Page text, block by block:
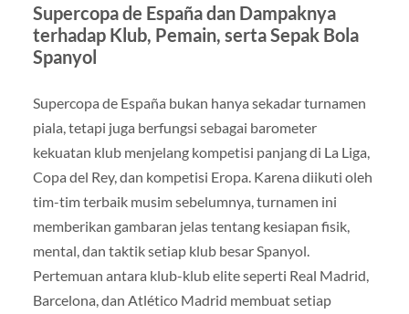
Supercopa de España dan Dampaknya
terhadap Klub, Pemain, serta Sepak Bola
Spanyol
Supercopa de España bukan hanya sekadar turnamen
piala, tetapi juga berfungsi sebagai barometer
kekuatan klub menjelang kompetisi panjang di La Liga,
Copa del Rey, dan kompetisi Eropa. Karena diikuti oleh
tim-tim terbaik musim sebelumnya, turnamen ini
memberikan gambaran jelas tentang kesiapan fisik,
mental, dan taktik setiap klub besar Spanyol.
Pertemuan antara klub-klub elite seperti Real Madrid,
Barcelona, dan Atlético Madrid membuat setiap